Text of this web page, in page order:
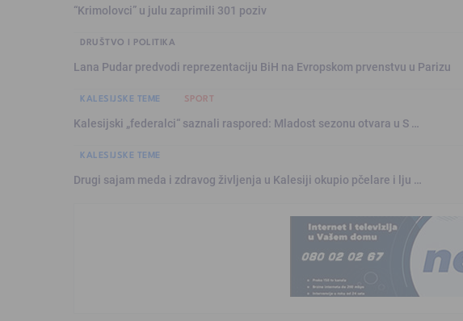
“Krimolovci” u julu zaprimili 301 poziv
DRUŠTVO I POLITIKA
Lana Pudar predvodi reprezentaciju BiH na Evropskom prvenstvu u Parizu
KALESIJSKE TEME SPORT
Kalesijski „federalci“ saznali raspored: Mladost sezonu otvara u S …
KALESIJSKE TEME
Drugi sajam meda i zdravog življenja u Kalesiji okupio pčelare i lju …